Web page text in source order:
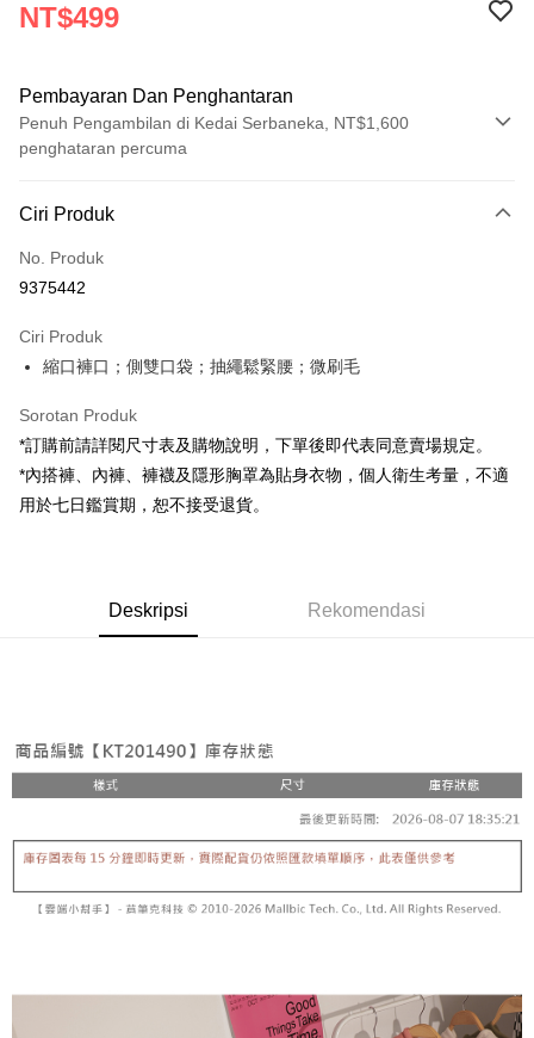
NT$499
Pembayaran Dan Penghantaran
Penuh Pengambilan di Kedai Serbaneka, NT$1,600
penghataran percuma
Kad Kredit (Bayaran Penuh)
Pengambilan di Kedai Serbaneka
Apple Pay
Google Pay
OP Pay Later
Deskripsi
pengguna Taiwan Mobile tanpa memerlukan permohonan tambahan.
disahkan.
Had kredit yang diluluskan, tempoh ansuran yang tersedia, dan yuran
yang dikenakan adalah tertakluk kepada maklumat yang dinyatakan
pada halaman pengesahan transaksi seterusnya.
Jika transaksi tidak disahkan dalam masa 30 minit selepas pesanan
dibuat, atau jika permohonan gagal dalam proses semakan, pesanan
Pertama, Mengenai Perkhidmatan AFTEE Beli Sekarang Bayar Kemudian
1. Dengan memilih AFTEE sebagai kaedah pembayaran, mesej
4. Setelah pesanan disahkan, anda akan menerima SMS pembayaran
manakala ahli aplikasi akan menerima pemberitahuan tolak aplikasi
5. Tiada bayaran diperlukan apabila anda menerima produk. Sila buat
dalam talian dengan SMS pembayaran atau pemberitahuan tolak aplikasi
Sila ambil perhatian bahawa tempoh pembayaran adalah 14 hari. Walau
Tempoh pembayaran dikira dari masa kedai meminta pembayaran anda,
Pemindahan ATM
NT$60/pesanan | Penghantaran percuma untuk pesanan
NT$1,800 atau lebih
NT$60/pesanan | Penghantaran percuma untuk pesanan
NT$1,600 atau lebih
Ciri Produk
No. Produk
9375442
Ciri Produk
縮口褲口；側雙口袋；抽繩鬆緊腰；微刷毛
Sorotan Produk
*訂購前請詳閱尺寸表及購物說明，下單後即代表同意賣場規定。
*內搭褲、內褲、褲襪及隱形胸罩為貼身衣物，個人衛生考量，不適
用於七日鑑賞期，恕不接受退貨。
Deskripsi Rekomendasi